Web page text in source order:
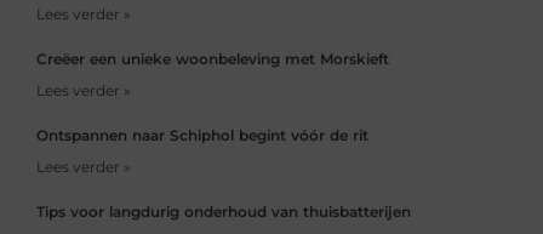
Lees verder »
Creëer een unieke woonbeleving met Morskieft
Lees verder »
Ontspannen naar Schiphol begint vóór de rit
Lees verder »
Tips voor langdurig onderhoud van thuisbatterijen